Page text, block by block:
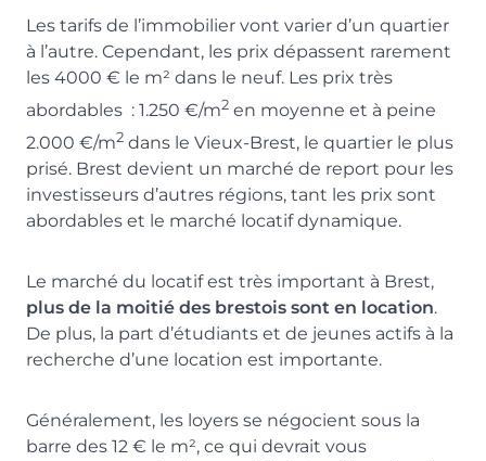
Les tarifs de l’immobilier vont varier d’un quartier
à l’autre. Cependant, les prix dépassent rarement
les 4000 € le m² dans le neuf. Les prix très
abordables : 1.250 €/m2 en moyenne et à peine
2.000 €/m2 dans le Vieux-Brest, le quartier le plus
prisé. Brest devient un marché de report pour les
investisseurs d’autres régions, tant les prix sont
abordables et le marché locatif dynamique.
Le marché du locatif est très important à Brest,
plus de la moitié des brestois sont en location.
De plus, la part d’étudiants et de jeunes actifs à la
recherche d’une location est importante.
Généralement, les loyers se négocient sous la
barre des 12 € le m², ce qui devrait vous